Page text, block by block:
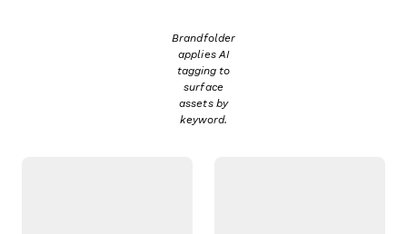
Brandfolder
applies AI
tagging to
surface
assets by
keyword.